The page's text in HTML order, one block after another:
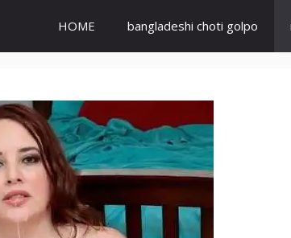
HOME bangladeshi choti golpo